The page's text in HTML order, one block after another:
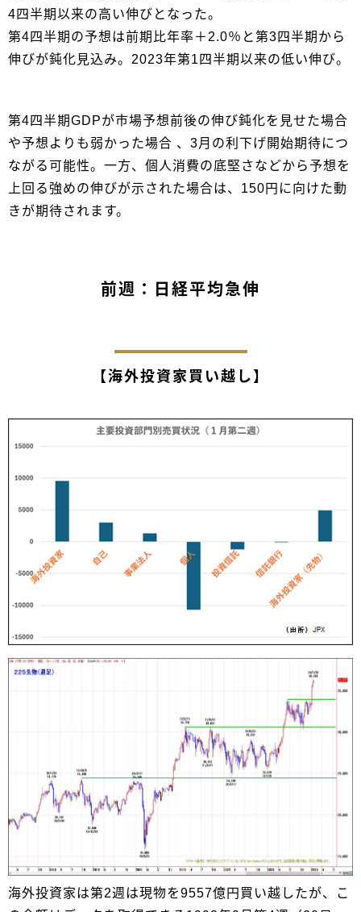
4四半期以来の高い伸びとなった。
第4四半期の予想は前期比年率＋2.0％と第3四半期から
伸びが鈍化見込み。2023年第1四半期以来の低い伸び。
第4四半期GDPが市場予想前後の伸び鈍化を見せた場合
や予想よりも弱かった場合 、3月の利下げ開始期待につ
ながる可能性。一方、個人消費の底堅さなどから予想を
上回る強めの伸びが示された場合は、150円に向けた動
きが期待されます。
前週：日経平均急伸
【海外投資家買い越し】
海外投資家は第2週は現物を9557億円買い越したが、こ